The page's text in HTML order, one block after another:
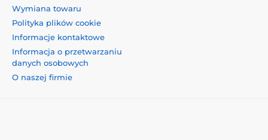
Wymiana towaru
Polityka plików cookie
Informacje kontaktowe
Informacja o przetwarzaniu
danych osobowych
O naszej firmie